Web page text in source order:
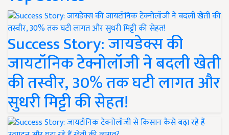
Success Story: जायडेक्स की
जायटॉनिक टेक्नोलॉजी ने बदली खेती
की तस्वीर, 30% तक घटी लागत और
सुधरी मिट्टी की सेहत!